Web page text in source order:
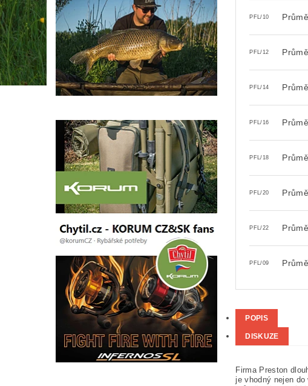
PFL/10
PFL/12
PFL/14
PFL/16
PFL/18
PFL/20
PFL/22
PFL/09
POPIS
DISKUZE
Firma Preston
je vhodný nejen